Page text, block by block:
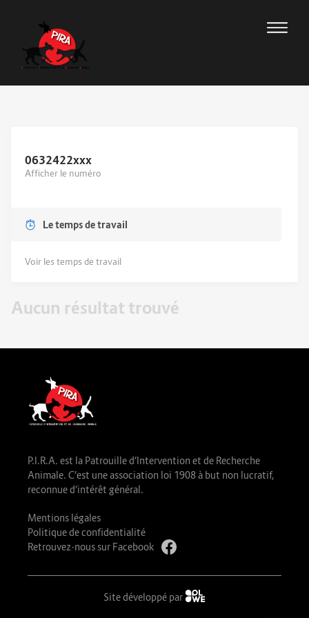
0632422xxx
Afficher le numéro
Le temps de travail
Voir les temps de travail
Aucun résultat trouvé
P.I.R.A. est la Patrouille d’Intervention et de Recherche
Animale. C’est une association loi 1908 à but non lucratif,
reconnue d’intérêt général.
Mentions légales
Politique de confidentialité
Retrouvez-nous sur Facebook
Site développé par